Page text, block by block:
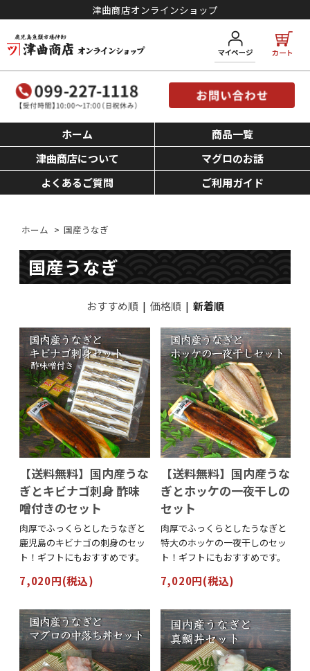
津曲商店オンラインショップ
ホーム
商品一覧
津曲商店について
マグロのお話
よくあるご質問
ご利用ガイド
ホーム > 国産うなぎ
国産うなぎ
おすすめ順 | 価格順 | 新着順
【送料無料】国内産うな
ぎとキビナゴ刺身 酢味
噌付きのセット
肉厚でふっくらとしたうなぎと
鹿児島のキビナゴの刺身のセッ
ト！ギフトにもおすすめです。
7,020円(税込)
【送料無料】国内産うな
ぎとホッケの一夜干しの
セット
肉厚でふっくらとしたうなぎと
特大のホッケの一夜干しのセッ
ト！ギフトにもおすすめです。
7,020円(税込)